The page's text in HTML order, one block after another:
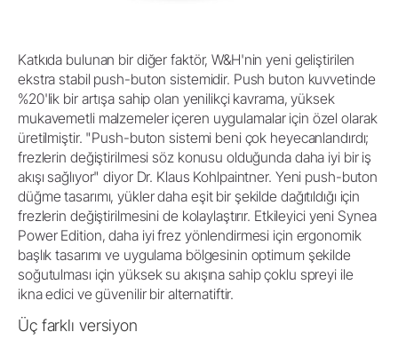
Katkıda bulunan bir diğer faktör, W&H'nin yeni geliştirilen
ekstra stabil push-buton sistemidir. Push buton kuvvetinde
%20'lik bir artışa sahip olan yenilikçi kavrama, yüksek
mukavemetli malzemeler içeren uygulamalar için özel olarak
üretilmiştir. "Push-buton sistemi beni çok heyecanlandırdı;
frezlerin değiştirilmesi söz konusu olduğunda daha iyi bir iş
akışı sağlıyor" diyor Dr. Klaus Kohlpaintner. Yeni push-buton
düğme tasarımı, yükler daha eşit bir şekilde dağıtıldığı için
frezlerin değiştirilmesini de kolaylaştırır. Etkileyici yeni Synea
Power Edition, daha iyi frez yönlendirmesi için ergonomik
başlık tasarımı ve uygulama bölgesinin optimum şekilde
soğutulması için yüksek su akışına sahip çoklu spreyi ile
ikna edici ve güvenilir bir alternatiftir.
Üç farklı versiyon